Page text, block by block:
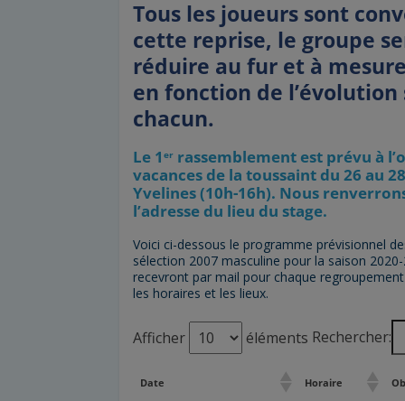
Tous les joueurs sont
cette reprise, le groupe
réduire au fur et à
en fonction de
chacun.
Le 1 er rassemblement est prévu à
vacances de la toussaint du 26 au
Yvelines (10h-16h). Nous
l’adresse du lieu du stage.
Voici ci-dessous le programme prévisionnel
sélection 2007 masculine pour la saison
recevront par mail pour chaque
les horaires et les lieux.
Afficher éléments Rechercher:
Date Horaire